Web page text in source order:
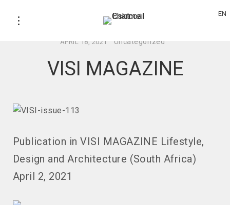
EN
APRIL 18, 2021 Uncategorized
VISI MAGAZINE
Publication in VISI MAGAZINE Lifestyle,
Design and Architecture (South Africa)
April 2, 2021